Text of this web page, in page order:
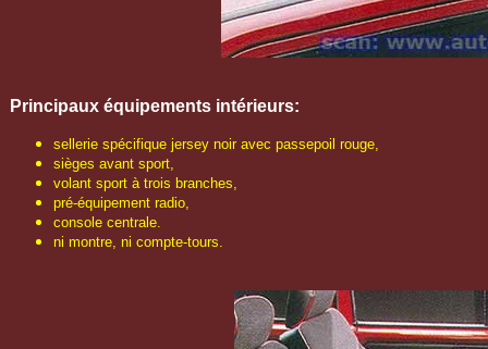
Principaux équipements intérieurs:
sellerie spécifique jersey noir avec passepoil rouge,
sièges avant sport,
volant sport à trois branches,
pré-équipement radio,
console centrale.
ni montre, ni compte-tours.